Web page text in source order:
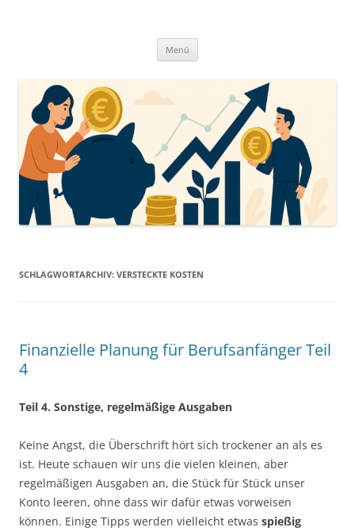
Menü
SCHLAGWORTARCHIV: VERSTECKTE KOSTEN
Finanzielle Planung für Berufsanfänger Teil
4
Teil 4. Sonstige, regelmäßige Ausgaben
Keine Angst, die Überschrift hört sich trockener an als es
ist. Heute schauen wir uns die vielen kleinen, aber
regelmäßigen Ausgaben an, die Stück für Stück unser
Konto leeren, ohne dass wir dafür etwas vorweisen
können. Einige Tipps werden vielleicht etwas spießig